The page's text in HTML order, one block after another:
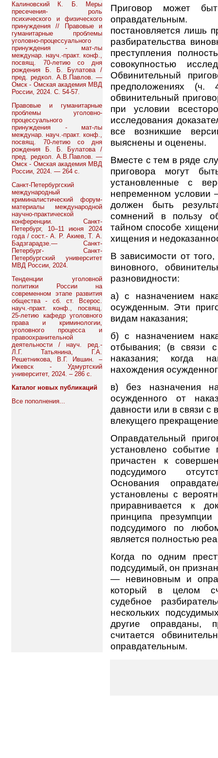
Калиновский К. Б. Меры
пресечения- роль
психического и физического
принуждения // Правовые и
гуманитарные проблемы
уголовно-процессуального
принуждения - мат-лы
междунар. науч.-практ. конф.,
посвящ. 70-летию со дня
рождения Б. Б. Булатова /
пред. редкол. А.В.Павлов. —
Омск - Омская академия МВД
России, 2024. С. 54-57.
Правовые и гуманитарные
проблемы уголовно-
процессуального
принуждения - мат-лы
междунар. науч.-практ. конф.,
посвящ. 70-летию со дня
рождения Б. Б. Булатова /
пред. редкол. А.В.Павлов. —
Омск - Омская академия МВД
России, 2024. — 264 с.
Санкт-Петербургский
международный
криминалистический форум-
материалы международной
научно-практической
конференции. Санкт-
Петербург, 10–11 июня 2024
года / сост.- А. Р. Акиев, Т. А.
Бадзгарадзе.— Санкт-
Петербург- Санкт-
Петербургский университет
МВД России, 2024.
Тенденции уголовной
политики России на
современном этапе развития
общества - сб. ст. Всерос.
науч.-практ. конф., посвящ.
25-летию кафедр уголовного
права и криминологии,
уголовного процесса и
правоохранительной
деятельности / науч. ред.-
Л.Г. Татьянина, Г.А.
Решетникова, В.Г. Ившин. –
Ижевск - Удмуртский
университет, 2024. – 286 с.
Каталог новых публикаций
Все пополнения...
Приговор может
оправдательным.
постановляется лишь
разбирательства
преступления
совокупностью
Обвинительный
предположениях
обвинительный
при условии
исследования
все возникшие
выяснены и оценены.
Вместе с тем в ряде
приговора могут
установленные с
непременном условии
должен быть
сомнений в пользу
тайном способе
хищения и
В зависимости от
виновного,
разновидности:
а) с назначением
осужденным. Эти
видам наказания;
б) с назначением
отбывания; (в связи
наказания; когда
нахождения
в) без назначения
осужденного от
давности или в связи с
влекущего
Оправдательный
установлено событие
причастен к
подсудимого
Основания
установлены с
приравнивается к
принципа
подсудимого по
является полностью
Когда по одним
подсудимый, он
— невиновным и
который в целом
судебное
нескольких
другие оправданы,
считается
оправдательным.